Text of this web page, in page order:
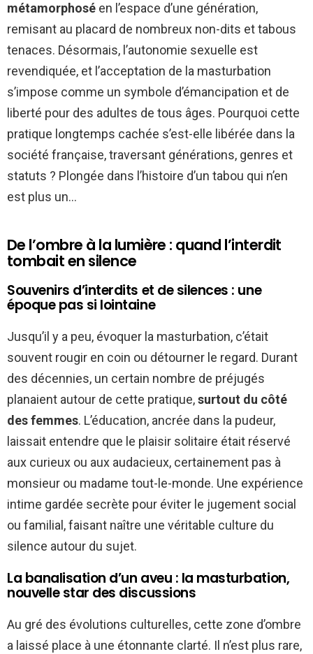
métamorphosé en l’espace d’une génération,
remisant au placard de nombreux non-dits et tabous
tenaces. Désormais, l’autonomie sexuelle est
revendiquée, et l’acceptation de la masturbation
s’impose comme un symbole d’émancipation et de
liberté pour des adultes de tous âges. Pourquoi cette
pratique longtemps cachée s’est-elle libérée dans la
société française, traversant générations, genres et
statuts ? Plongée dans l’histoire d’un tabou qui n’en
est plus un…
De l’ombre à la lumière : quand l’interdit
tombait en silence
Souvenirs d’interdits et de silences : une
époque pas si lointaine
Jusqu’il y a peu, évoquer la masturbation, c’était
souvent rougir en coin ou détourner le regard. Durant
des décennies, un certain nombre de préjugés
planaient autour de cette pratique,surtout du côté
des femmes. L’éducation, ancrée dans la pudeur,
laissait entendre que le plaisir solitaire était réservé
aux curieux ou aux audacieux, certainement pas à
monsieur ou madame tout-le-monde. Une expérience
intime gardée secrète pour éviter le jugement social
ou familial, faisant naître une véritable culture du
silence autour du sujet.
La banalisation d’un aveu : la masturbation,
nouvelle star des discussions
Au gré des évolutions culturelles, cette zone d’ombre
a laissé place à une étonnante clarté. Il n’est plus rare,